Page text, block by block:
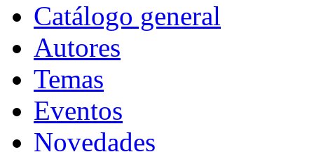
Catálogo general
Autores
Temas
Eventos
Novedades